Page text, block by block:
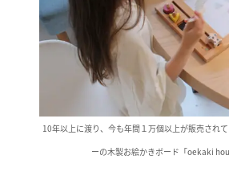
10年以上に渡り、今も年間１万個以上が販売され
ーの木製お絵かきボード「oekaki